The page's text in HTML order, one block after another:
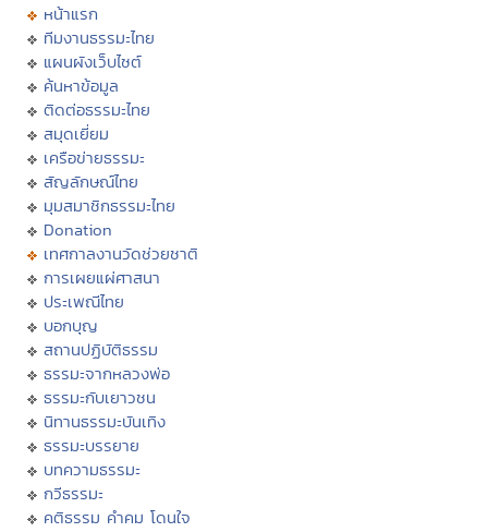
หน้าแรก
ทีมงานธรรมะไทย
แผนผังเว็บไซต์
ค้นหาข้อมูล
ติดต่อธรรมะไทย
สมุดเยี่ยม
เครือข่ายธรรมะ
สัญลักษณ์ไทย
มุมสมาชิกธรรมะไทย
Donation
เทศกาลงานวัดช่วยชาติ
การเผยแผ่ศาสนา
ประเพณีไทย
บอกบุญ
สถานปฏิบัติธรรม
ธรรมะจากหลวงพ่อ
ธรรมะกับเยาวชน
นิทานธรรมะบันเทิง
ธรรมะบรรยาย
บทความธรรมะ
กวีธรรมะ
คติธรรม คำคม โดนใจ